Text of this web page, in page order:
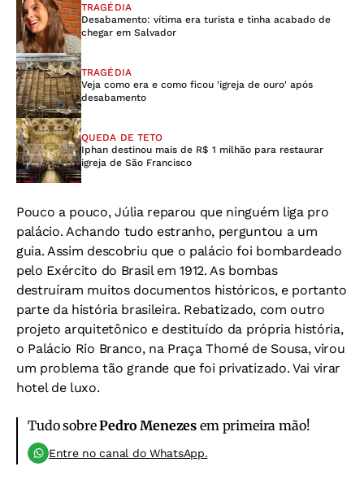
TRAGÉDIA
Desabamento: vítima era turista e tinha acabado de
chegar em Salvador
TRAGÉDIA
Veja como era e como ficou 'igreja de ouro' após
desabamento
QUEDA DE TETO
Iphan destinou mais de R$ 1 milhão para restaurar
igreja de São Francisco
Pouco a pouco, Júlia reparou que ninguém liga pro
palácio. Achando tudo estranho, perguntou a um
guia. Assim descobriu que o palácio foi bombardeado
pelo Exército do Brasil em 1912. As bombas
destruíram muitos documentos históricos, e portanto
parte da história brasileira. Rebatizado, com outro
projeto arquitetônico e destituído da própria história,
o Palácio Rio Branco, na Praça Thomé de Sousa, virou
um problema tão grande que foi privatizado. Vai virar
hotel de luxo.
Tudo sobrePedro Menezes em primeira mão!
Entre no canal do WhatsApp.